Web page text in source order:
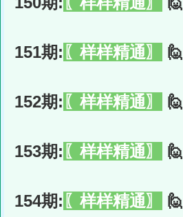
151期: 〖样样精通〗 🙋
152期: 〖样样精通〗 🙋
153期: 〖样样精通〗 🙋
154期: 〖样样精通〗 🙋